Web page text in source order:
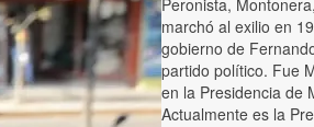
Peronista,
marchó al exilio en
gobierno de
partido político. Fue
en la Presidencia de
Actualmente es la